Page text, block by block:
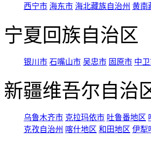
西宁市 海东市 海北藏族自治州 黄南
宁夏回族自治区
银川市 石嘴山市 吴忠市 固原市 中
新疆维吾尔自治
乌鲁木齐市 克拉玛依市 吐鲁番地区
克孜自治州 喀什地区 和田地区 伊犁